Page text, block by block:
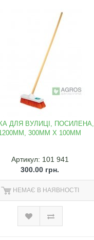
ДЛЯ ВУЛИЦІ, ПОСИЛЕНА,
300ММ Х 100ММ
Артикул: 101 941
300.00 грн.
НЕМАЄ В НАЯВНОСТІ